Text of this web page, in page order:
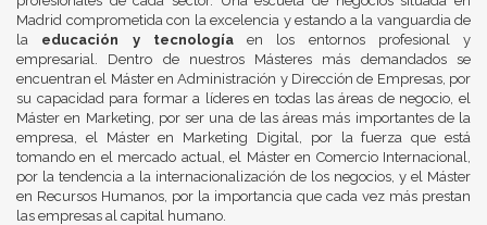
Madrid comprometida con la excelencia y estando a la vanguardia de
la educación y tecnologíaen los entornos profesional y
empresarial. Dentro de nuestros Másteres más demandados se
encuentran el Máster en Administración y Dirección de Empresas, por
su capacidad para formar a líderes en todas las áreas de negocio, el
Máster en Marketing, por ser una de las áreas más importantes de la
empresa, el Máster en Marketing Digital, por la fuerza que está
tomando en el mercado actual, el Máster en Comercio Internacional,
por la tendencia a la internacionalización de los negocios, y el Máster
en Recursos Humanos, por la importancia que cada vez más prestan
las empresas al capital humano.